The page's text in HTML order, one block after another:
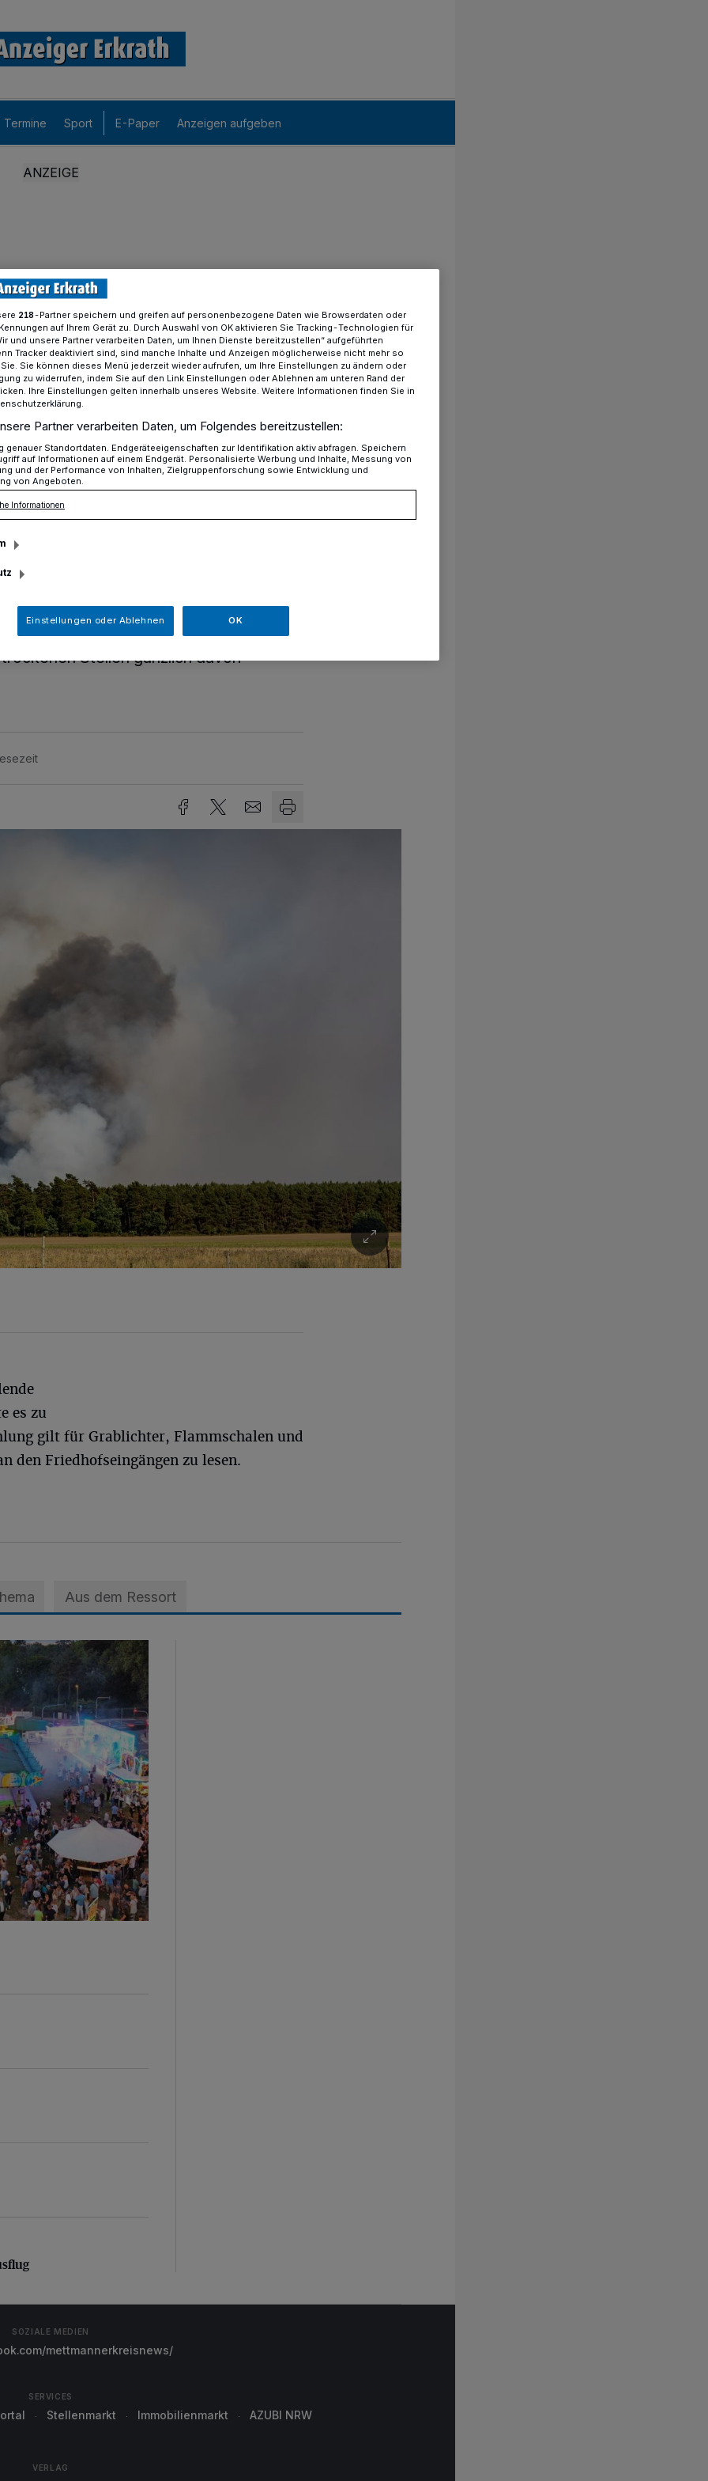
Termine Sport E-Paper Anzeigen aufgeben
Friedhöfen
Friedhöfen
Trockenheit und damit
und Graslandbränden bittet die
darum, beim Anzünden von
Anlagen besondere Vorsicht walten
Stellen gänzlich davon
es zu
gilt für Grablichter, Flammschalen und
den Friedhofseingängen zu lesen.
Aus dem Ressort
SOZIALE MEDIEN
mettmannerkreisnews/
SERVICES
Stellenmarkt Immobilienmarkt AZUBI NRW
VERLAG
218-Partner speichern und greifen auf personenbezogene Daten wie Browserdaten oder
auf Ihrem Gerät zu. Durch Auswahl von OK aktivieren Sie Tracking-Technologien für
und unsere Partner verarbeiten Daten, um Ihnen Dienste bereitzustellen“ aufgeführten
Tracker deaktiviert sind, sind manche Inhalte und Anzeigen möglicherweise nicht mehr so
Sie können dieses Menü jederzeit wieder aufrufen, um Ihre Einstellungen zu ändern oder
zu widerrufen, indem Sie auf den Link Einstellungen oder Ablehnen am unteren Rand der
Ihre Einstellungen gelten innerhalb unseres Website. Weitere Informationen finden Sie in
Partner verarbeiten Daten, um Folgendes bereitzustellen:
genauer Standortdaten. Endgeräteeigenschaften zur Identifikation aktiv abfragen. Speichern
auf Informationen auf einem Endgerät. Personalisierte Werbung und Inhalte, Messung von
und der Performance von Inhalten, Zielgruppenforschung sowie Entwicklung und
von Angeboten.
Informationen
Einstellungen oder Ablehnen OK